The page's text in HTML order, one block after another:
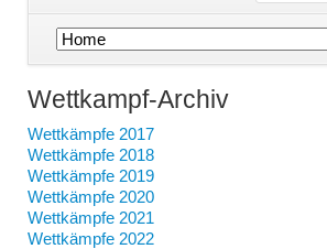
Navigation
Wettkampf-Archiv
Wettkämpfe 2017
Wettkämpfe 2018
Wettkämpfe 2019
Wettkämpfe 2020
Wettkämpfe 2021
Wettkämpfe 2022